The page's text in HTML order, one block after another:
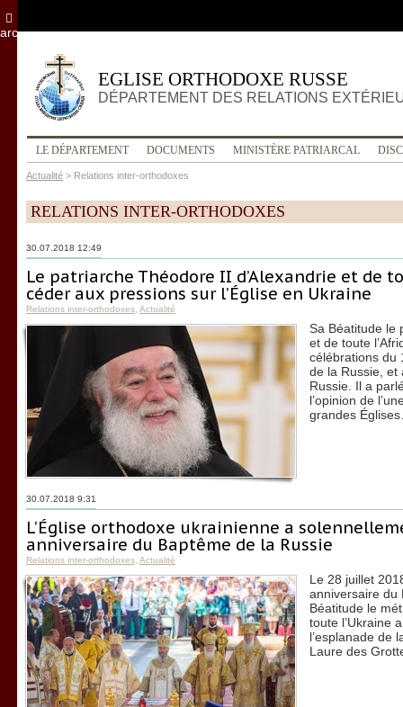
EGLISE ORTHODOXE RUSSE
DÉPARTEMENT DES RELATIONS
LE DÉPARTEMENT DOCUMENTS MINISTÈRE PATRIARCAL
Actualité > Relations inter-orthodoxes
RELATIONS INTER-ORTHODOXES
30.07.2018 12:49
Le patriarche Théodore II d’Alexandrie et de
céder aux pressions sur l’Église en Ukraine
Relations inter-orthodoxes Actualité
Sa Béatitude le
et de toute
célébrations du
de la Russie, et
Russie. Il a
l’opinion de
grandes
30.07.2018 9:31
L’Église orthodoxe ukrainienne a
anniversaire du Baptême de la Russie
Relations inter-orthodoxes Actualité
Le 28 juillet
anniversaire du
Béatitude le
toute l’Ukraine
l’esplanade de
Laure des
archives